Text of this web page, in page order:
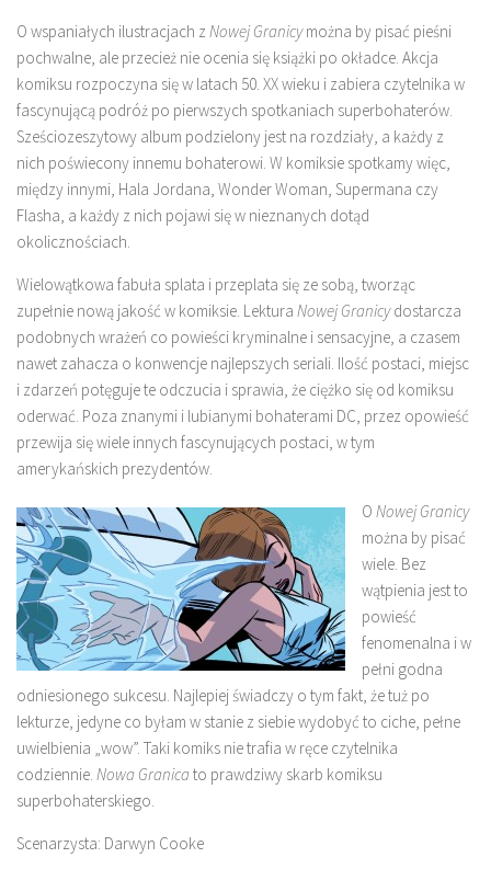
O wspaniałych ilustracjach z Nowej Granicymożna by pisać pieśni
pochwalne, ale przecież nie ocenia się książki po okładce. Akcja
komiksu rozpoczyna się w latach 50. XX wieku i zabiera czytelnika w
fascynującą podróż po pierwszych spotkaniach superbohaterów.
Sześciozeszytowy album podzielony jest na rozdziały, a każdy z
nich poświecony innemu bohaterowi. W komiksie spotkamy więc,
między innymi, Hala Jordana, Wonder Woman, Supermana czy
Flasha, a każdy z nich pojawi się w nieznanych dotąd
okolicznościach.
Wielowątkowa fabuła splata i przeplata się ze sobą, tworząc
zupełnie nową jakość w komiksie. Lektura Nowej Granicydostarcza
podobnych wrażeń co powieści kryminalne i sensacyjne, a czasem
nawet zahacza o konwencje najlepszych seriali. Ilość postaci, miejsc
i zdarzeń potęguje te odczucia i sprawia, że ciężko się od komiksu
oderwać. Poza znanymi i lubianymi bohaterami DC, przez opowieść
przewija się wiele innych fascynujących postaci, w tym
amerykańskich prezydentów.
O Nowej Granicy
można by pisać
wiele. Bez
wątpienia jest to
powieść
fenomenalna i w
pełni godna
odniesionego sukcesu. Najlepiej świadczy o tym fakt, że tuż po
lekturze, jedyne co byłam w stanie z siebie wydobyć to ciche, pełne
uwielbienia „wow”. Taki komiks nie trafia w ręce czytelnika
codziennie. Nowa Granicato prawdziwy skarb komiksu
superbohaterskiego.
Scenarzysta: Darwyn Cooke